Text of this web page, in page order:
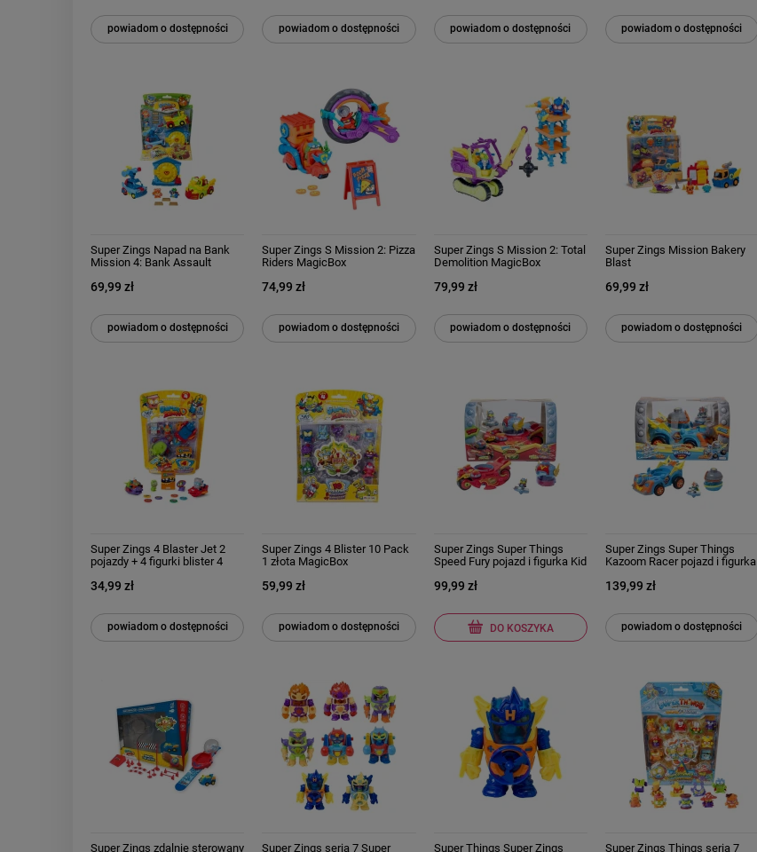
powiadom o dostępności powiadom o dostępności powiadom o dostępności powiadom o dostępności
Super Zings Napad na Bank
Mission 4: Bank Assault
69,99 zł
powiadom o dostępności
Super Zings S Mission 2: Pizza
Riders MagicBox
74,99 zł
powiadom o dostępności
Super Zings S Mission 2: Total
Demolition MagicBox
79,99 zł
powiadom o dostępności
Super Zings Mission Bakery
Blast
69,99 zł
powiadom o dostępności
Super Zings 4 Blaster Jet 2
pojazdy + 4 figurki blister 4
34,99 zł
powiadom o dostępności
Super Zings 4 Blister 10 Pack
1 złota MagicBox
59,99 zł
powiadom o dostępności
Super Zings Super Things
Speed Fury pojazd i figurka Kid
99,99 zł
DO KOSZYKA
Super Zings Super Things
Kazoom Racer pojazd i figurka
139,99 zł
powiadom o dostępności
Super Zings zdalnie sterowany Super Zings seria 7 Super Super Things Super Zings Super Zings Things seria 7